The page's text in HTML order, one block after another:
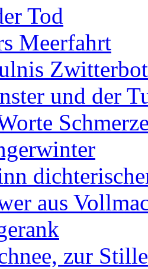
Tod
Meerfahrt
und der
aus
zur Stille